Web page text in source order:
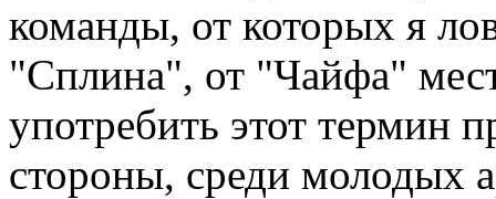
команды, от которых я
"Сплина", от "Чайфа"
употребить этот термин
стороны, среди молодых